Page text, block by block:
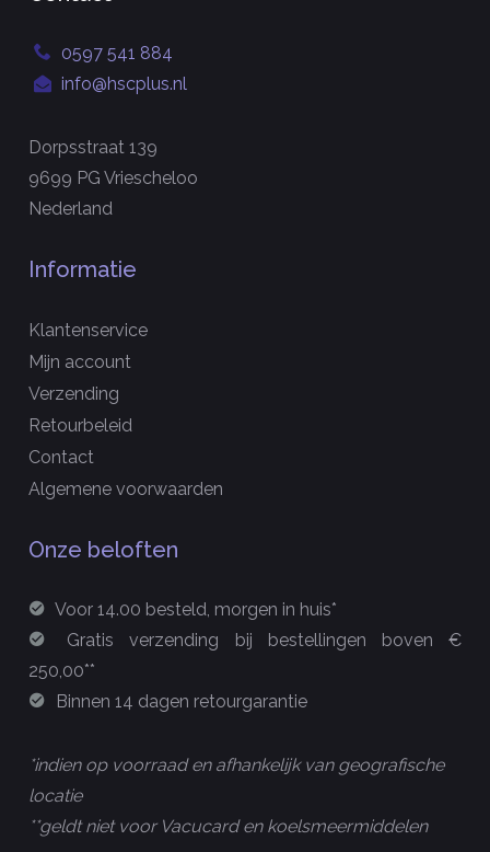
0597 541 884
info@hscplus.nl
Dorpsstraat 139
9699 PG Vriescheloo
Nederland
Informatie
Klantenservice
Mijn account
Verzending
Retourbeleid
Contact
Algemene voorwaarden
Onze beloften
Voor 14.00 besteld, morgen in huis*
Gratis verzending bij bestellingen boven €
250,00**
Binnen 14 dagen retourgarantie
*indien op voorraad en afhankelijk van geografische
locatie
**geldt niet voor Vacucard en koelsmeermiddelen